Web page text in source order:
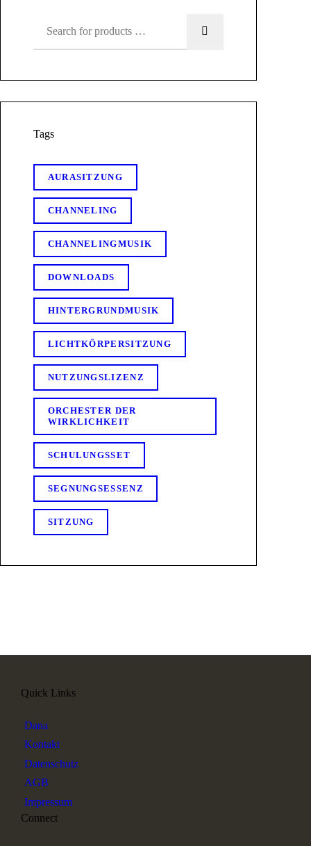
Tags
AURASITZUNG
CHANNELING
CHANNELINGMUSIK
DOWNLOADS
HINTERGRUNDMUSIK
LICHTKÖRPERSITZUNG
NUTZUNGSLIZENZ
ORCHESTER DER
WIRKLICHKEIT
SCHULUNGSSET
SEGNUNGSESSENZ
SITZUNG
Quick Links
Dana
Kontakt
Datenschutz
AGB
Impressum
Connect